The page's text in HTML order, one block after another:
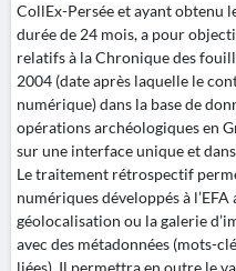
CollEx-Persée et ayant obtenu
durée de 24 mois, a pour
relatifs à la Chronique des
2004 (date après laquelle le
numérique) dans la base de
opérations archéologiques en
sur une interface unique et
Le traitement rétrospectif
numériques développés à
géolocalisation ou la galerie
avec des métadonnées (mots-
liées). Il permettra en outre le